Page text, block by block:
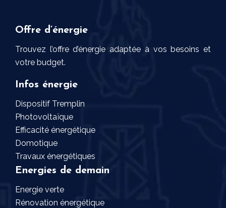
Offre d’énergie
Trouvez l’offre d’énergie adaptée à vos besoins et
votre budget.
Infos énergie
Dispositif Tremplin
Photovoltaïque
Efficacité énergétique
Domotique
Travaux énergétiques
Energies de demain
Energie verte
Rénovation énergétique